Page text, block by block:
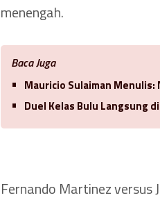
menengah.
Baca Juga
Mauricio Sulaiman Menulis:
Duel Kelas Bulu Langsung
Fernando Martinez versus